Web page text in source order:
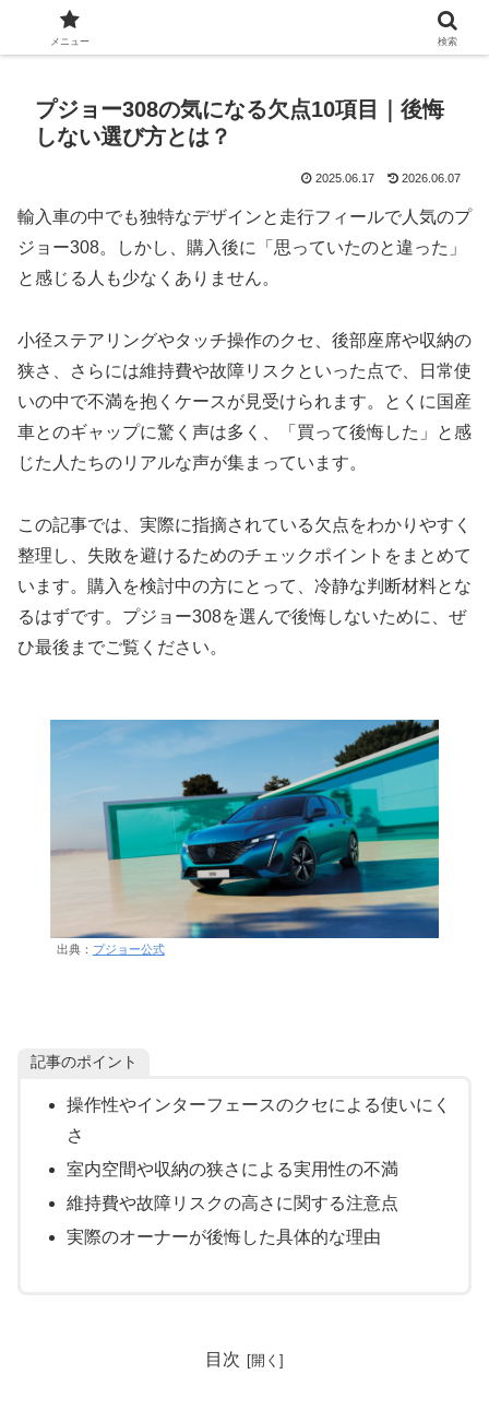
プジョー308の気になる欠点10項目｜後悔
しない選び方とは？
2025.06.17 2026.06.07
輸入車の中でも独特なデザインと走行フィールで人気のプ
ジョー308。しかし、購入後に「思っていたのと違った」
と感じる人も少なくありません。
小径ステアリングやタッチ操作のクセ、後部座席や収納の
狭さ、さらには維持費や故障リスクといった点で、日常使
いの中で不満を抱くケースが見受けられます。とくに国産
車とのギャップに驚く声は多く、「買って後悔した」と感
じた人たちのリアルな声が集まっています。
この記事では、実際に指摘されている欠点をわかりやすく
整理し、失敗を避けるためのチェックポイントをまとめて
います。購入を検討中の方にとって、冷静な判断材料とな
るはずです。プジョー308を選んで後悔しないために、ぜ
ひ最後までご覧ください。
出典： プジョー公式
記事のポイント
操作性やインターフェースのクセによる使いにく
さ
室内空間や収納の狭さによる実用性の不満
維持費や故障リスクの高さに関する注意点
実際のオーナーが後悔した具体的な理由
目次
メニュー 検索